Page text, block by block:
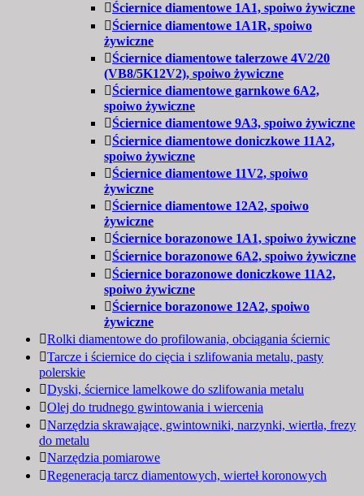
Ściernice diamentowe 1A1, spoiwo żywiczne
Ściernice diamentowe 1A1R, spoiwo
żywiczne
Ściernice diamentowe talerzowe 4V2/20
(VB8/5K12V2), spoiwo żywiczne
Ściernice diamentowe garnkowe 6A2,
spoiwo żywiczne
Ściernice diamentowe 9A3, spoiwo żywiczne
Ściernice diamentowe doniczkowe 11A2,
spoiwo żywiczne
Ściernice diamentowe 11V2, spoiwo
żywiczne
Ściernice diamentowe 12A2, spoiwo
żywiczne
Ściernice borazonowe 1A1, spoiwo żywiczne
Ściernice borazonowe 6A2, spoiwo żywiczne
Ściernice borazonowe doniczkowe 11A2,
spoiwo żywiczne
Ściernice borazonowe 12A2, spoiwo
żywiczne
Rolki diamentowe do profilowania, obciągania ściernic
Tarcze i ściernice do cięcia i szlifowania metalu, pasty
polerskie
Dyski, ściernice lamelkowe do szlifowania metalu
Olej do trudnego gwintowania i wiercenia
Narzędzia skrawające, gwintowniki, narzynki, wiertła, frezy
do metalu
Narzędzia pomiarowe
Regeneracja tarcz diamentowych, wierteł koronowych